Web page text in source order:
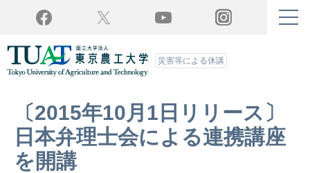
Facebook YouTube Instagram
災害等による休講
〔2015年10月1日リリース〕
日本弁理士会による連携講座
を開講